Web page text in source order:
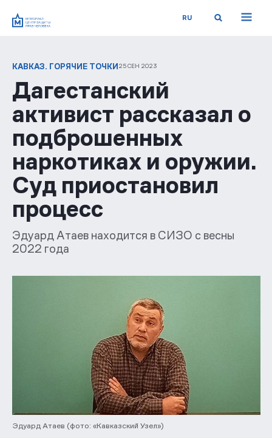
RU
КАВКАЗ. ГОРЯЧИЕ ТОЧКИ 25 СЕН 2023
Дагестанский
активист рассказал о
подброшенных
наркотиках и оружии.
Суд приостановил
процесс
Эдуард Атаев находится в СИЗО с весны
2022 года
Эдуард Атаев (фото: «Кавказский Узел»)